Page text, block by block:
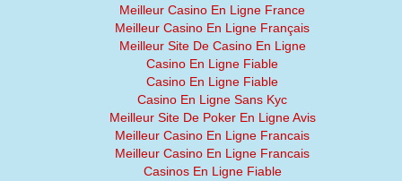
Meilleur Casino En Ligne France
Meilleur Casino En Ligne Français
Meilleur Site De Casino En Ligne
Casino En Ligne Fiable
Casino En Ligne Fiable
Casino En Ligne Sans Kyc
Meilleur Site De Poker En Ligne Avis
Meilleur Casino En Ligne Francais
Meilleur Casino En Ligne Francais
Casinos En Ligne Fiable